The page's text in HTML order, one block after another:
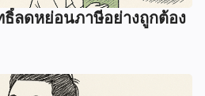
ลดหย่อนภาษีอย่างถูกต้อง